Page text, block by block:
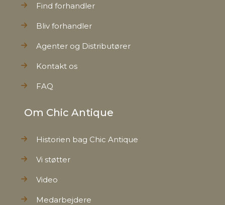
Find forhandler
Bliv forhandler
Agenter og Distributører
Kontakt os
FAQ
Om Chic Antique
Historien bag Chic Antique
Vi støtter
Video
Medarbejdere